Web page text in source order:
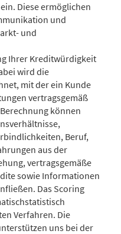
Diese ermöglichen
und
und
Ihrer Kreditwürdigkeit
wird die
mit der ein Kunde
vertragsgemäß
können
Beruf,
aus der
vertragsgemäße
sowie Informationen
Das Scoring
Verfahren. Die
uns bei der